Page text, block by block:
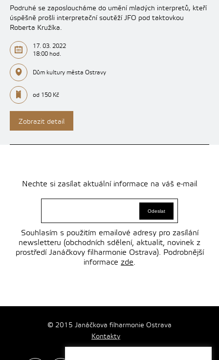
Podruhé se zaposloucháme do umění mladých interpretů, kteří
úspěšně prošli interpretační soutěží JFO pod taktovkou
Roberta Kružíka.
17. 03. 2022
18:00 hod.
Dům kultury města Ostravy
od 150 Kč
Zobrazit detail
Nechte si zasílat aktuální informace na váš e-mail
Souhlasím s použitím emailové adresy pro zasílání
newsletteru (obchodních sdělení, aktualit, novinek z
prostředí Janáčkovy filharmonie Ostrava). Podrobnější
informace zde.
© 2015 Janáčkova filharmonie Ostrava
Kontakty